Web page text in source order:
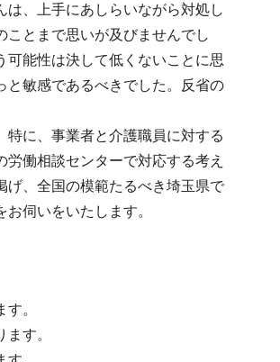
、上手にあしらいながら対処し
とまで思いが及びませんでし
可能性は決して低くないことに思
と敏感であるべきでした。反省の
特に、事業者と介護職員に対する
働相談センターで対応する考え
げ、全国の模範たるべき埼玉県で
伺いをいたします。
。
す。